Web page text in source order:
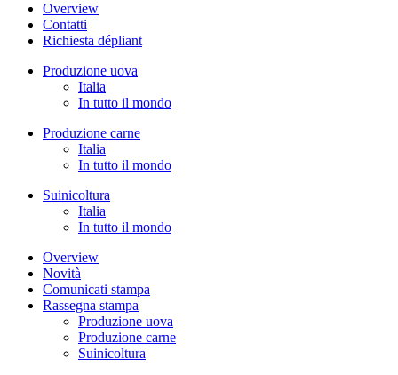
Overview
Contatti
Richiesta dépliant
Produzione uova
Italia
In tutto il mondo
Produzione carne
Italia
In tutto il mondo
Suinicoltura
Italia
In tutto il mondo
Overview
Novità
Comunicati stampa
Rassegna stampa
Produzione uova
Produzione carne
Suinicoltura